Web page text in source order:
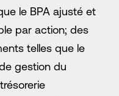
le BPA ajusté et
par action; des
telles que le
gestion du